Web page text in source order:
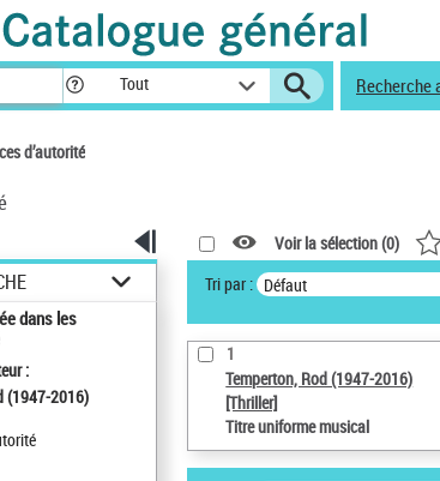
Tout Recherche
d’autorité
dans les
:
(1947-2016)
Voir la sélection (0)
Tri par : Défaut
1
Temperton, Rod (1947-2016)
[Thriller]
Titre uniforme musical